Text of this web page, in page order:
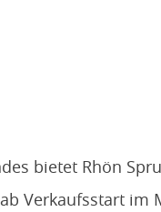
bietet Rhön
Verkaufsstart im